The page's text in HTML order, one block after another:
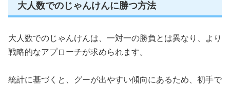
大人数でのじゃんけんに勝つ方法
大人数でのじゃんけんは、一対一の勝負とは異なり、より
戦略的なアプローチが求められます。
統計に基づくと、グーが出やすい傾向にあるため、初手で